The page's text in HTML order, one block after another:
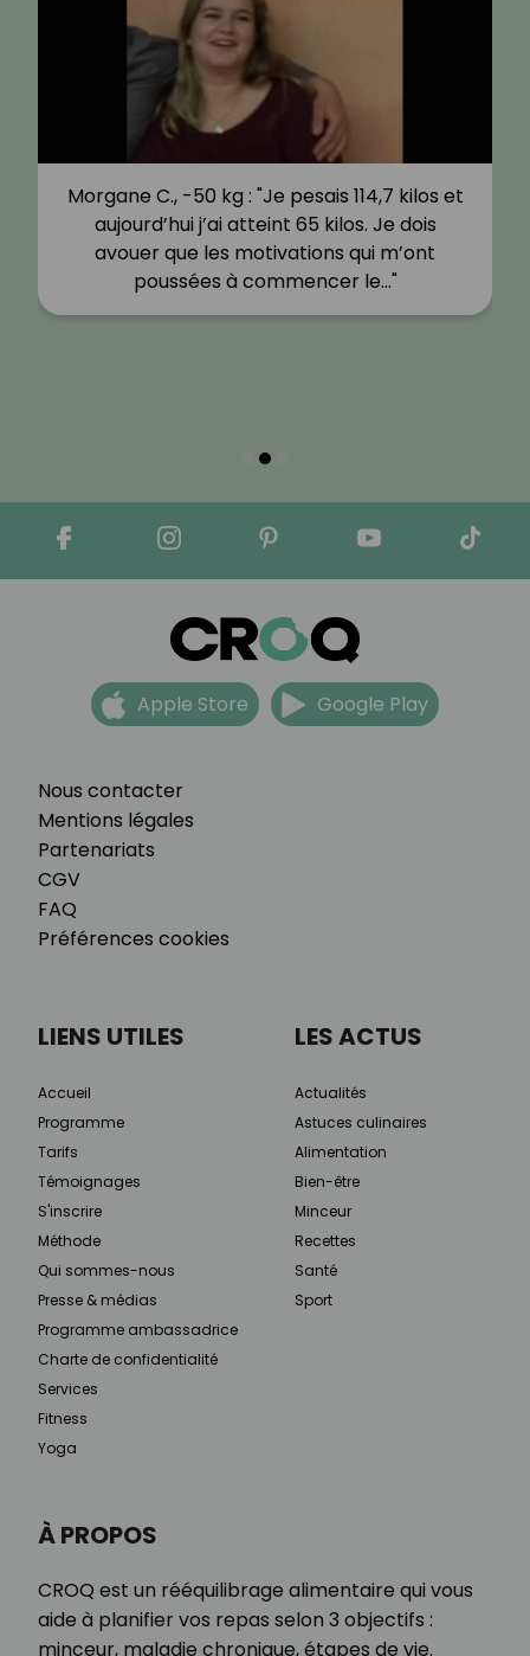
Morgane C., -50 kg : "Je pesais 114,7 kilos et
aujourd’hui j’ai atteint 65 kilos. Je dois
avouer que les motivations qui m’ont
poussées à commencer le…"
Nous contacter
Mentions légales
Partenariats
CGV
FAQ
Préférences cookies
Apple Store Google Play
À PROPOS
CROQ est un rééquilibrage alimentaire qui vous
aide à planifier vos repas selon 3 objectifs :
minceur, maladie chronique, étapes de vie.
LIENS UTILES
Accueil
Programme
Tarifs
Témoignages
S'inscrire
Méthode
Qui sommes-nous
Presse & médias
Programme ambassadrice
Charte de confidentialité
Services
Fitness
Yoga
LES ACTUS
Actualités
Astuces culinaires
Alimentation
Bien-être
Minceur
Recettes
Santé
Sport